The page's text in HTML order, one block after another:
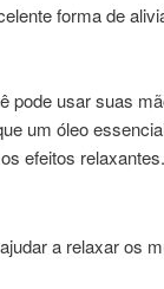
forma de
pode usar suas
um óleo
efeitos relaxantes.
a relaxar os